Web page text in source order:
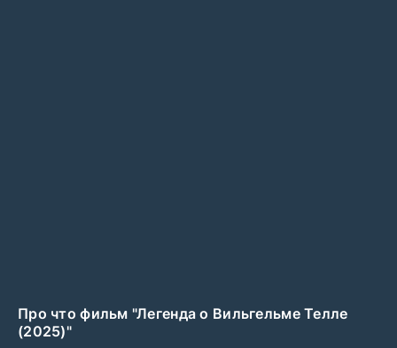
Про что фильм "Легенда о Вильгельме Телле
(2025)"